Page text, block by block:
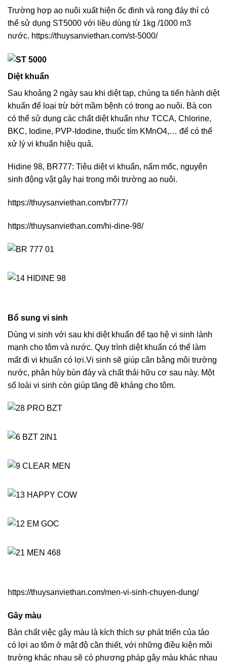
Trường hợp ao nuôi xuất hiện ốc đinh và rong đáy thì có
thể sử dụng ST5000 với liều dùng từ 1kg /1000 m3
nước. https://thuysanviethan.com/st-5000/
Diệt khuẩn
Sau khoảng 2 ngày sau khi diệt tạp, chúng ta tiến hành diệt
khuẩn để loại trừ bớt mầm bệnh có trong ao nuôi. Bà con
có thể sử dụng các chất diệt khuẩn như TCCA, Chlorine,
BKC, Iodine, PVP-Idodine, thuốc tím KMnO4,… để có thể
xử lý vi khuẩn hiệu quả.
Hidine 98, BR777: Tiêu diệt vi khuẩn, nấm mốc, nguyên
sinh động vật gây hại trong môi trường ao nuôi.
https://thuysanviethan.com/br777/
https://thuysanviethan.com/hi-dine-98/
Bổ sung vi sinh
Dùng vi sinh với sau khi diệt khuẩn để tạo hệ vi sinh lành
mạnh cho tôm và nước. Quy trình diệt khuẩn có thể làm
mất đi vi khuẩn có lợi.Vi sinh sẽ giúp cân bằng môi trường
nước, phân hủy bùn đáy và chất thải hữu cơ sau này. Một
số loài vi sinh còn giúp tăng đề kháng cho tôm.
https://thuysanviethan.com/men-vi-sinh-chuyen-dung/
Gây màu
Bản chất việc gây màu là kích thích sự phát triển của tảo
có lợi ao tôm ở mật độ cần thiết, với những điều kiện môi
trường khác nhau sẽ có phương pháp gây màu khác nhau